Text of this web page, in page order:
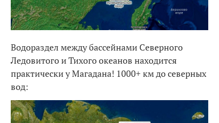
Водораздел между бассейнами Северного
Ледовитого и Тихого океанов находится
практически у Магадана! 1000+ км до северных
вод: